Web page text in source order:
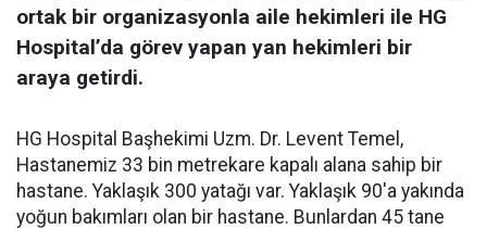
ortak bir organizasyonla aile hekimleri ile HG
Hospital’da görev yapan yan hekimleri bir
araya getirdi.
HG Hospital Başhekimi Uzm. Dr. Levent Temel,
Hastanemiz 33 bin metrekare kapalı alana sahip bir
hastane. Yaklaşık 300 yatağı var. Yaklaşık 90'a yakında
yoğun bakımları olan bir hastane. Bunlardan 45 tane